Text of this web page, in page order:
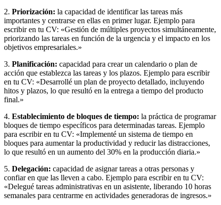
2. Priorización: la capacidad de identificar las tareas más
importantes y centrarse en ellas en primer lugar. Ejemplo para
escribir en tu CV: «Gestión de múltiples proyectos simultáneamente,
priorizando las tareas en función de la urgencia y el impacto en los
objetivos empresariales.»
3. Planificación: capacidad para crear un calendario o plan de
acción que establezca las tareas y los plazos. Ejemplo para escribir
en tu CV: «Desarrollé un plan de proyecto detallado, incluyendo
hitos y plazos, lo que resultó en la entrega a tiempo del producto
final.»
4. Establecimiento de bloques de tiempo: la práctica de programar
bloques de tiempo específicos para determinadas tareas. Ejemplo
para escribir en tu CV: «Implementé un sistema de tiempo en
bloques para aumentar la productividad y reducir las distracciones,
lo que resultó en un aumento del 30% en la producción diaria.»
5. Delegación: capacidad de asignar tareas a otras personas y
confiar en que las lleven a cabo. Ejemplo para escribir en tu CV:
«Delegué tareas administrativas en un asistente, liberando 10 horas
semanales para centrarme en actividades generadoras de ingresos.»